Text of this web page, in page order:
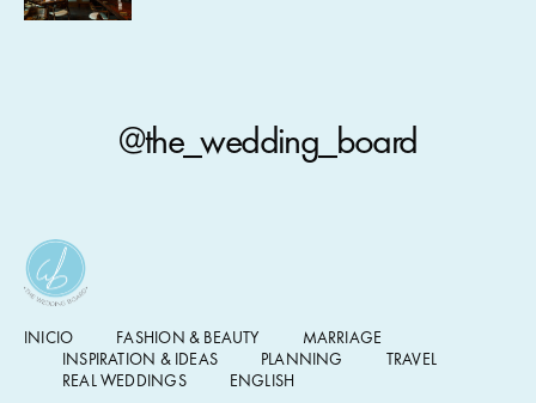
@the_wedding_board
INICIO FASHION & BEAUTY
MARRIAGE
INSPIRATION & IDEAS
PLANNING
TRAVEL
REAL WEDDINGS
ENGLISH